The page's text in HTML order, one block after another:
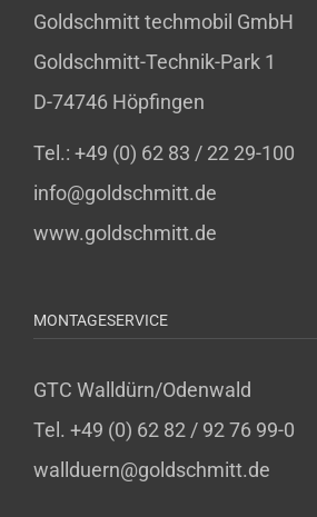
Goldschmitt techmobil GmbH
Goldschmitt-Technik-Park 1
D-74746 Höpfingen
Tel.: +49 (0) 62 83 / 22 29-100
info@goldschmitt.de
www.goldschmitt.de
MONTAGESERVICE
GTC Walldürn/Odenwald
Tel. +49 (0) 62 82 / 92 76 99-0
wallduern@goldschmitt.de